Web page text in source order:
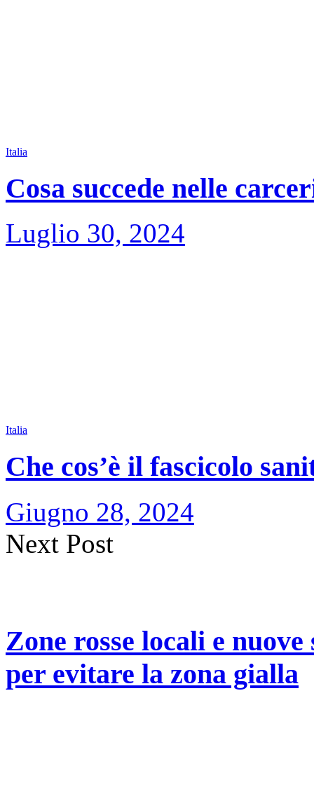
Italia
Cosa succede nelle
Luglio 30, 2024
Italia
Che cos’è il fascicolo
Giugno 28, 2024
Next Post
Zone rosse locali e
per evitare la zona gialla